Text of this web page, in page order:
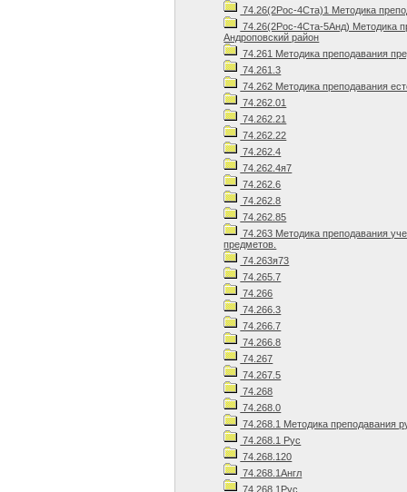
74.26(2Рос-4Ста)1 Методика
74.26(2Рос-4Ста-5Анд) Методика
Андроповский район
74.261 Методика преподавания
74.261.3
74.262 Методика преподавания
74.262.01
74.262.21
74.262.22
74.262.4
74.262.4я7
74.262.6
74.262.8
74.262.85
74.263 Методика преподавания
предметов.
74.263я73
74.265.7
74.266
74.266.3
74.266.7
74.266.8
74.267
74.267.5
74.268
74.268.0
74.268.1 Методика преподавания
74.268.1 Рус
74.268.120
74.268.1Англ
74.268.1Рус